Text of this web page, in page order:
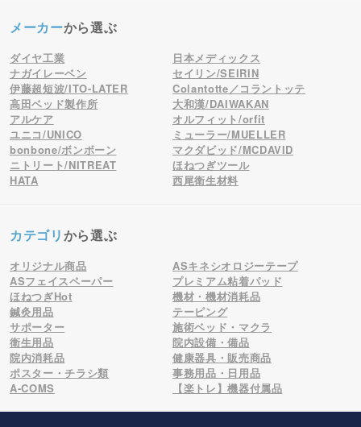
メーカーから選ぶ
ダイヤ工業
日本メディックス
ナガイレーベン
セイリン/SEIRIN
伊藤超短波/ITO-LATER
Colantotte／コラントッテ
高田ベッド製作所
大和漢/DAIWAKAN
アルケア
オルフィット/orfit
ユニコ/UNICO
ミューラー/MUELLER
bonbone/ボンボーン
マクダビッド/MCDAVID
ニトリート/NITREAT
ほねつぎツール
HATA
西尾衛生材料
カテゴリから選ぶ
オリジナル商品
ASキネシオロジーテープ
ASフェイスペーパー
プレミアム粘着パッド
ほねつぎHot
機材・機材消耗品
鍼灸用品
テーピング
サポーター
施術ベッド・マクラ
衛生用品
院内設備・備品
院内消耗品
健康器具・販売商品
ポスター・チラシ類
事務用品・日用品
A-COMS
【楽トレ】機器付属品